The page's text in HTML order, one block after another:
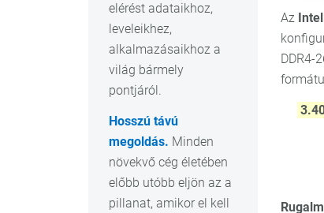
Az
DDR4-
elérést adataikhoz,
leveleikhez,
alkalmazásaikhoz a
világ bármely
pontjáról.
Hosszú távú
megoldás. Minden
növekvő cég életében
előbb utóbb eljön az a
pillanat, amikor el kell